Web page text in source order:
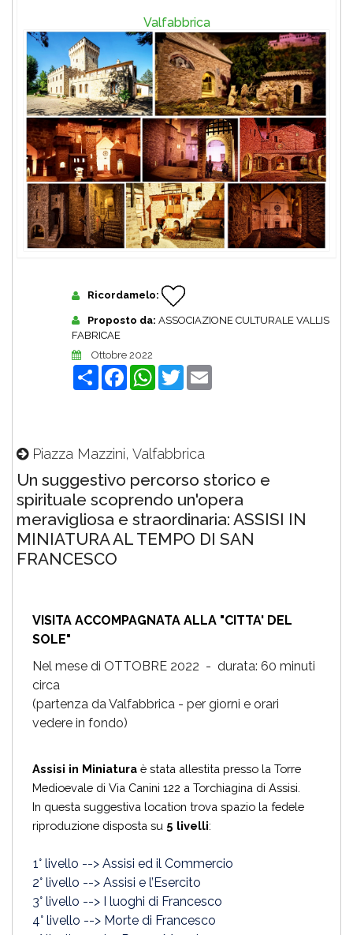
Valfabbrica
Ricordamelo:
Proposto da: ASSOCIAZIONE CULTURALE VALLIS
FABRICAE
Ottobre 2022
Share FacebookWhatsApp
Twitter
Piazza Mazzini, Valfabbrica
Un suggestivo percorso storico e
spirituale scoprendo un'opera
meravigliosa e straordinaria: ASSISI IN
MINIATURA AL TEMPO DI SAN
FRANCESCO
VISITA ACCOMPAGNATA ALLA "CITTA' DEL
SOLE"
Nel mese di OTTOBRE 2022 - durata: 60 minuti
circa
(partenza da Valfabbrica - per giorni e orari
vedere in fondo)
Assisi in Miniatura è stata allestita presso la Torre
Medioevale di Via Canini 122 a Torchiagina di Assisi.
In questa suggestiva location trova spazio la fedele
riproduzione disposta su 5 livelli:
1° livello --> Assisi ed il Commercio
2° livello --> Assisi e l’Esercito
3° livello --> I luoghi di Francesco
4° livello --> Morte di Francesco